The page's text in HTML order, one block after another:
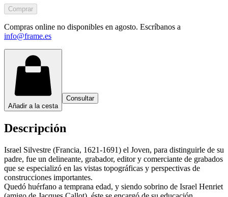
Comprar
Compras online no disponibles en agosto. Escríbanos a
info@frame.es
Añadir a la cesta
Consultar
Descripción
Israel Silvestre (Francia, 1621-1691) el Joven, para distinguirle de su
padre, fue un delineante, grabador, editor y comerciante de grabados
que se especializó en las vistas topográficas y perspectivas de
construcciones importantes.
Quedó huérfano a temprana edad, y siendo sobrino de Israel Henriet